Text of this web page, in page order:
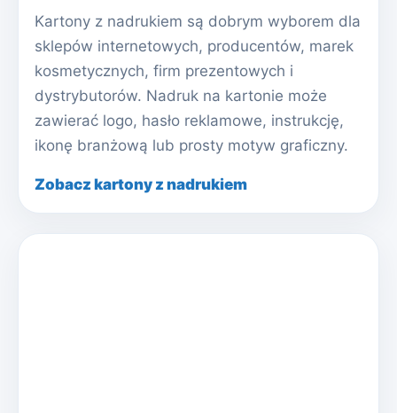
Kartony z nadrukiem są dobrym wyborem dla
sklepów internetowych, producentów, marek
kosmetycznych, firm prezentowych i
dystrybutorów. Nadruk na kartonie może
zawierać logo, hasło reklamowe, instrukcję,
ikonę branżową lub prosty motyw graficzny.
Zobacz kartony z nadrukiem